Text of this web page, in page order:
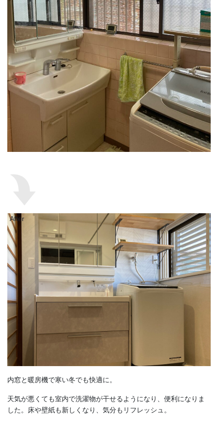
After
内窓と暖房機で寒い冬でも快適に。
天気が悪くても室内で洗濯物が干せるようになり、便利になりま
した。床や壁紙も新しくなり、気分もリフレッシュ。